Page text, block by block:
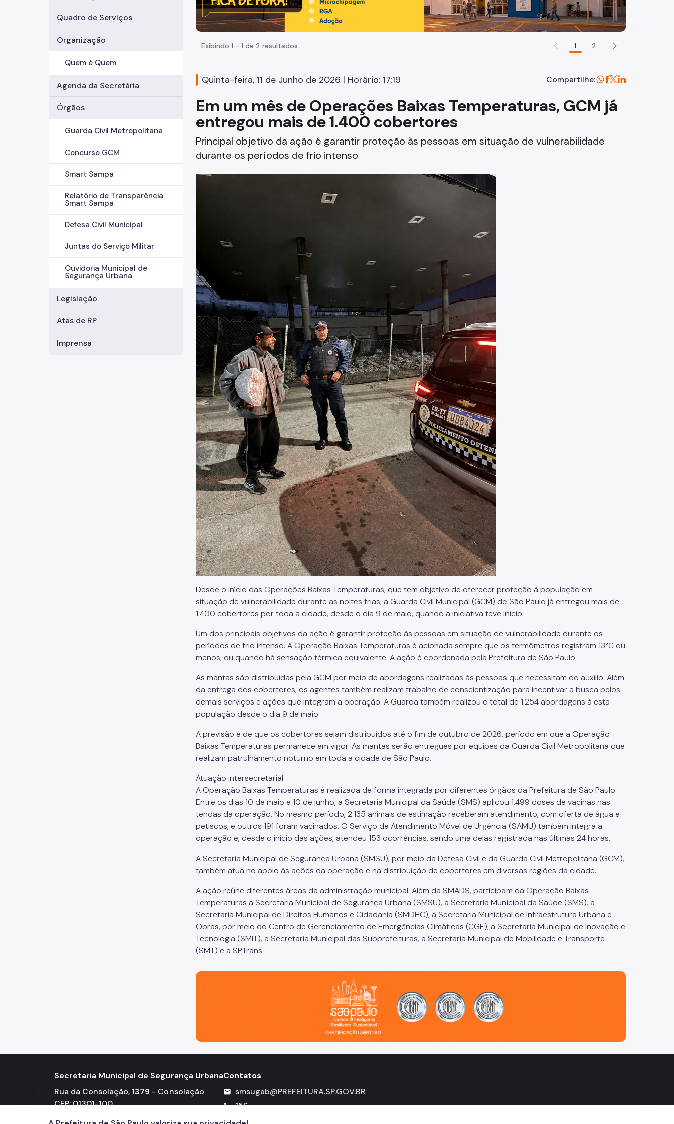
Quadro de Serviços
Organização
Quem é Quem
Agenda da Secretária
Órgãos
Guarda Civil Metropolitana
Concurso GCM
Smart Sampa
Relatório de Transparência
Smart Sampa
Defesa Civil Municipal
Juntas do Serviço Militar
Ouvidoria Municipal de
Segurança Urbana
Legislação
Atas de RP
Imprensa
Exibindo 1 - 1 de 2 resultados. 1 2
Quinta-feira, 11 de Junho de 2026 | Horário: 17:19 Compartilhe:
Em um mês de Operações Baixas Temperaturas, GCM já
entregou mais de 1.400 cobertores
Principal objetivo da ação é garantir proteção às pessoas em situação de vulnerabilidade
durante os períodos de frio intenso
Desde o início das Operações Baixas Temperaturas, que tem objetivo de oferecer proteção à população em
situação de vulnerabilidade durante as noites frias, a Guarda Civil Municipal (GCM) de São Paulo já entregou mais de
1.400 cobertores por toda a cidade, desde o dia 9 de maio, quando a iniciativa teve início.
Um dos principais objetivos da ação é garantir proteção às pessoas em situação de vulnerabilidade durante os
períodos de frio intenso. A Operação Baixas Temperaturas é acionada sempre que os termômetros registram 13°C ou
menos, ou quando há sensação térmica equivalente. A ação é coordenada pela Prefeitura de São Paulo.
As mantas são distribuídas pela GCM por meio de abordagens realizadas às pessoas que necessitam do auxílio. Além
da entrega dos cobertores, os agentes também realizam trabalho de conscientização para incentivar a busca pelos
demais serviços e ações que integram a operação. A Guarda também realizou o total de 1.254 abordagens à esta
população desde o dia 9 de maio.
A previsão é de que os cobertores sejam distribuídos até o fim de outubro de 2026, período em que a Operação
Baixas Temperaturas permanece em vigor. As mantas serão entregues por equipes da Guarda Civil Metropolitana que
realizam patrulhamento noturno em toda a cidade de São Paulo.
Atuação intersecretarial
A Operação Baixas Temperaturas é realizada de forma integrada por diferentes órgãos da Prefeitura de São Paulo.
Entre os dias 10 de maio e 10 de junho, a Secretaria Municipal da Saúde (SMS) aplicou 1.499 doses de vacinas nas
tendas da operação. No mesmo período, 2.135 animais de estimação receberam atendimento, com oferta de água e
petiscos, e outros 191 foram vacinados. O Serviço de Atendimento Móvel de Urgência (SAMU) também integra a
operação e, desde o início das ações, atendeu 153 ocorrências, sendo uma delas registrada nas últimas 24 horas.
A Secretaria Municipal de Segurança Urbana (SMSU), por meio da Defesa Civil e da Guarda Civil Metropolitana (GCM),
também atua no apoio às ações da operação e na distribuição de cobertores em diversas regiões da cidade.
A ação reúne diferentes áreas da administração municipal. Além da SMADS, participam da Operação Baixas
Temperaturas a Secretaria Municipal de Segurança Urbana (SMSU), a Secretaria Municipal da Saúde (SMS), a
Secretaria Municipal de Direitos Humanos e Cidadania (SMDHC), a Secretaria Municipal de Infraestrutura Urbana e
Obras, por meio do Centro de Gerenciamento de Emergências Climáticas (CGE), a Secretaria Municipal de Inovação e
Tecnologia (SMIT), a Secretaria Municipal das Subprefeituras, a Secretaria Municipal de Mobilidade e Transporte
(SMT) e a SPTrans.
São Paulo, cidade inteligente, resiliente e sustentável
Secretaria Municipal de Segurança Urbana
Rua da Consolação, 1379 - Consolação
CEP: 01301-100
Contatos
mail smsugab@PREFEITURA.SP.GOV.BR
call 156